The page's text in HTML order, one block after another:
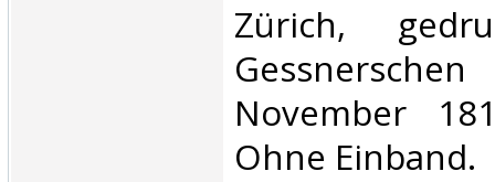
‎Zürich,
November
Ohne Einband.‎